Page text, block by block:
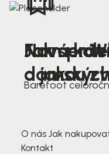
Nová
Jak
a jakou
Farmer
Barefoot
O nás Jak
Kontakt